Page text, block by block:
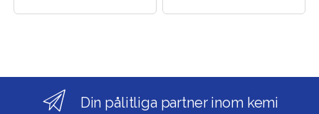
Din pålitliga partner inom kemi